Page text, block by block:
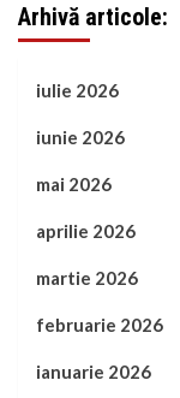
Arhivă articole:
iulie 2026
iunie 2026
mai 2026
aprilie 2026
martie 2026
februarie 2026
ianuarie 2026